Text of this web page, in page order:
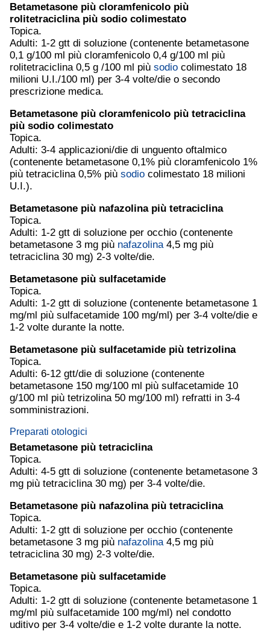
Betametasone più cloramfenicolo più
rolitetraciclina più sodio colimestato
Topica.
Adulti: 1-2 gtt di soluzione (contenente betametasone
0,1 g/100 ml più cloramfenicolo 0,4 g/100 ml più
rolitetraciclina 0,5 g /100 ml più sodio colimestato 18
milioni U.I./100 ml) per 3-4 volte/die o secondo
prescrizione medica.
Betametasone più cloramfenicolo più tetraciclina
più sodio colimestato
Topica.
Adulti: 3-4 applicazioni/die di unguento oftalmico
(contenente betametasone 0,1% più cloramfenicolo 1%
più tetraciclina 0,5% più sodio colimestato 18 milioni
U.I.).
Betametasone più nafazolinapiù tetraciclina
Topica.
Adulti: 1-2 gtt di soluzione per occhio (contenente
betametasone 3 mg più nafazolina4,5 mg più
tetraciclina 30 mg) 2-3 volte/die.
Betametasone più sulfacetamide
Topica.
Adulti: 1-2 gtt di soluzione (contenente betametasone 1
mg/ml più sulfacetamide 100 mg/ml) per 3-4 volte/die e
1-2 volte durante la notte.
Betametasone più sulfacetamide più tetrizolina
Topica.
Adulti: 6-12 gtt/die di soluzione (contenente
betametasone 150 mg/100 ml più sulfacetamide 10
g/100 ml più tetrizolina 50 mg/100 ml) refratti in 3-4
somministrazioni.
Preparati otologici
Betametasone più tetraciclina
Topica.
Adulti: 4-5 gtt di soluzione (contenente betametasone 3
mg più tetraciclina 30 mg) per 3-4 volte/die.
Betametasone più nafazolinapiù tetraciclina
Topica.
Adulti: 1-2 gtt di soluzione per occhio (contenente
betametasone 3 mg più nafazolina4,5 mg più
tetraciclina 30 mg) 2-3 volte/die.
Betametasone più sulfacetamide
Topica.
Adulti: 1-2 gtt di soluzione (contenente betametasone 1
mg/ml più sulfacetamide 100 mg/ml) nel condotto
uditivo per 3-4 volte/die e 1-2 volte durante la notte.